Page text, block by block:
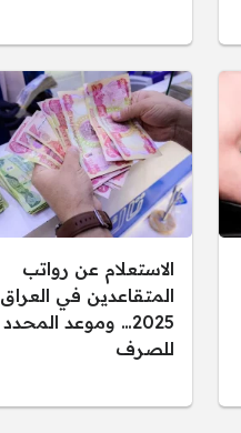
الاستعلام عن رواتب
المتقاعدين في العراق
2025… وموعد المحدد
للصرف